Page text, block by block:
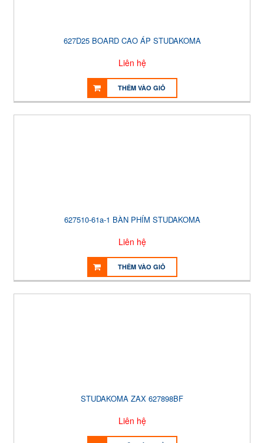
627D25 BOARD CAO ÁP STUDAKOMA
Liên hệ
THÊM VÀO GIỎ
627510-61a-1 BÀN PHÍM STUDAKOMA
Liên hệ
THÊM VÀO GIỎ
STUDAKOMA ZAX 627898BF
Liên hệ